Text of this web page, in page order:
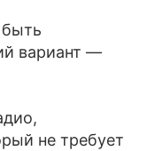
быть
вариант —
не требует